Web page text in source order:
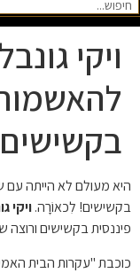
ויקי
בקשישים
היא מעולם לא הייתה עם
בקשישים! לִכאוֹרָה.ויקי
פיננסית בקשישים
כוכבת "עקרות הבית